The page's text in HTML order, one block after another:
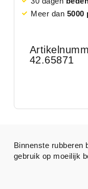
Meer dan 5000
42.65871
Binnenste rubberen
gebruik op moeilijk